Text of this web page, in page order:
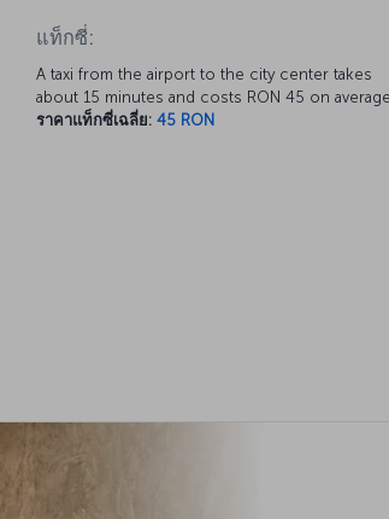
แท็กซี่:
A taxi from the airport to the city center takes
about 15 minutes and costs RON 45 on
ราคาแท็กซี่เฉลี่ย: 45 RON